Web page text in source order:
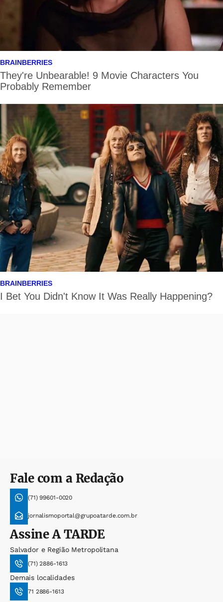
Fale com a Redação
(71) 99601-0020
jornalismoportal@grupoatarde.com.br
AssineA TARDE
Salvador e Região Metropolitana
(71) 2886-1613
Demais localidades
71 2886-1613